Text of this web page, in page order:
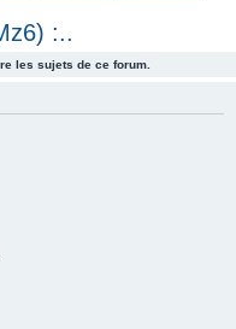
e
:..
les sujets de ce forum.